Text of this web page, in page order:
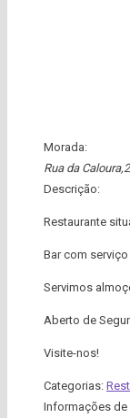
Morada:
Rua da
Descrição:
Restaurante
Bar com
Servimos
Aberto de
Visite-nos!
Categorias:
Informações de